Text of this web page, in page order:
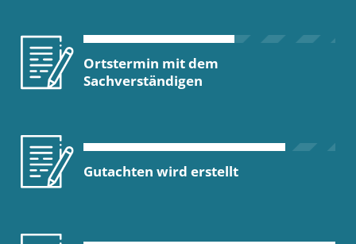
Ortstermin mit dem
Sachverständigen
Gutachten wird erstellt